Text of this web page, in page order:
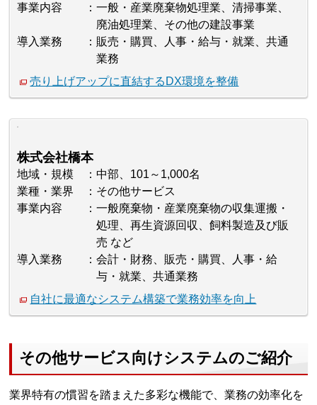
事業内容
一般・産業廃棄物処理業、清掃事業、
廃油処理業、その他の建設事業
導入業務
販売・購買、人事・給与・就業、共通
業務
売り上げアップに直結するDX環境を整備
株式会社橋本
地域・規模
中部、101～1,000名
業種・業界
その他サービス
事業内容
一般廃棄物・産業廃棄物の収集運搬・
処理、再生資源回収、飼料製造及び販
売 など
導入業務
会計・財務、販売・購買、人事・給
与・就業、共通業務
自社に最適なシステム構築で業務効率を向上
その他サービス向けシステムのご紹介
業界特有の慣習を踏まえた多彩な機能で、業務の効率化を